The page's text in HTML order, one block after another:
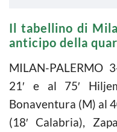
Il tabellino di
anticipo della
MILAN-PALERMO
21′ e al 75′
Bonaventura (M) al
(18′ Calabria),